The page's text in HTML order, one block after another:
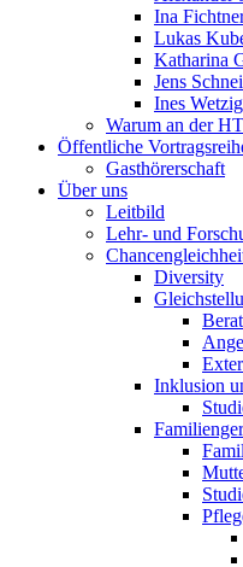
Ina
Lukas
Katharina
Jens
Ines
Warum an der
Öffentliche
Gasthörerschaft
Über uns
Leitbild
Lehr- und
Diversity
Inklusion